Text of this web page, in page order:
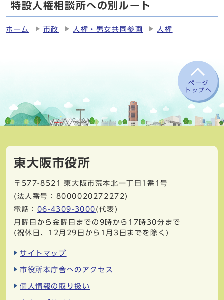
特設人権相談所への別ルート
ホーム 市政 人権・男女共同参画 人権
ページ
トップへ
東大阪市役所
〒577-8521
東大阪市荒本北一丁目1番1号
(法人番号：8000020272272)
電話： 06-4309-3000 (代表)
月曜日から金曜日までの9時から17時30分まで
(祝休日、12月29日から1月3日までを除く)
サイトマップ
市役所本庁舎へのアクセス
個人情報の取り扱い